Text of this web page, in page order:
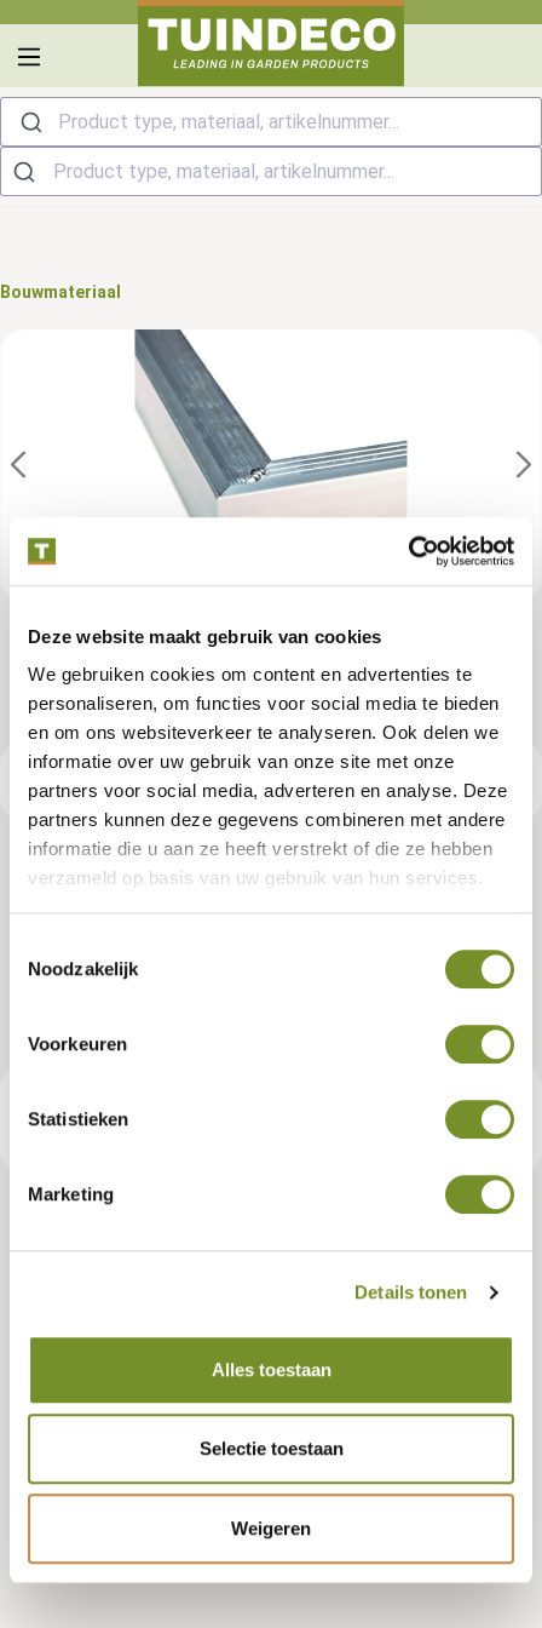
Deze website maakt gebruik van cookies
We gebruiken cookies om content en advertenties te
personaliseren, om functies voor social media te bieden
en om ons websiteverkeer te analyseren. Ook delen we
informatie over uw gebruik van onze site met onze
partners voor social media, adverteren en analyse. Deze
partners kunnen deze gegevens combineren met andere
informatie die u aan ze heeft verstrekt of die ze hebben
verzameld op basis van uw gebruik van hun services.
Noodzakelijk
Voorkeuren
Statistieken
Marketing
Details tonen
Alles toestaan
Selectie toestaan
Weigeren
Product type, materiaal, artikelnummer...
Bouwmateriaal
Productspecificaties
Blokhutaccessoires aluminium
cm incl. 1 klang
€ 12,95
Bestellen